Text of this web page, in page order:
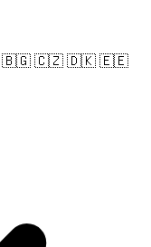
🇨🇿 🇩🇰 🇪🇪